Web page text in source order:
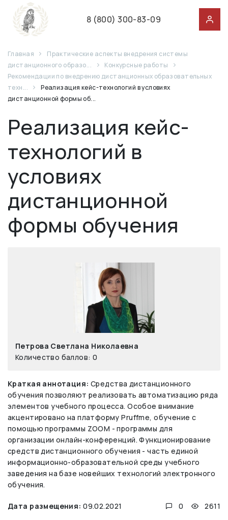
8 (800) 300-83-09
Главная
Практические аспекты внедрения системы
дистанционного образо...
Конкурсные работы
Рекомендации по внедрению дистанционных образовательных
техн...
Реализация кейс-технологий в условиях
дистанционной формы об...
Реализация кейс-
технологий в
условиях
дистанционной
формы обучения
Петрова Светлана Николаевна
Количество баллов: 0
Краткая аннотация: Средства дистанционного
обучения позволяют реализовать автоматизацию ряда
элементов учебного процесса. Особое внимание
акцентировано на платформу Pruffme, обучение с
помощью программы ZOOM - программы для
организации онлайн-конференций. Функционирование
средств дистанционного обучения - часть единой
информационно-образовательной среды учебного
заведения на базе новейших технологий электронного
обучения.
Дата размещения: 09.02.2021 0 2611